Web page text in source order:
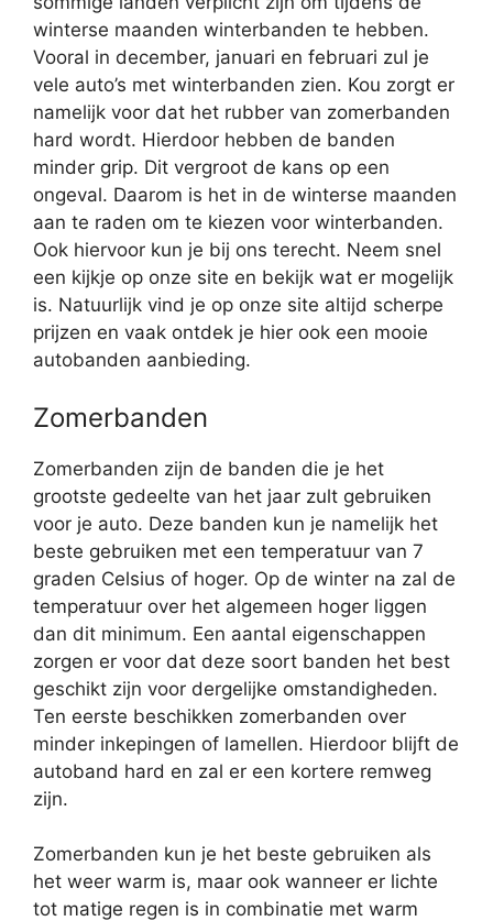
winterse maanden winterbanden te hebben.
Vooral in december, januari en februari zul je
vele auto’s met winterbanden zien. Kou zorgt er
namelijk voor dat het rubber van zomerbanden
hard wordt. Hierdoor hebben de banden
minder grip. Dit vergroot de kans op een
ongeval. Daarom is het in de winterse maanden
aan te raden om te kiezen voor winterbanden.
Ook hiervoor kun je bij ons terecht. Neem snel
een kijkje op onze site en bekijk wat er mogelijk
is. Natuurlijk vind je op onze site altijd scherpe
prijzen en vaak ontdek je hier ook een mooie
autobanden aanbieding.
Zomerbanden
Zomerbanden zijn de banden die je het
grootste gedeelte van het jaar zult gebruiken
voor je auto. Deze banden kun je namelijk het
beste gebruiken met een temperatuur van 7
graden Celsius of hoger. Op de winter na zal de
temperatuur over het algemeen hoger liggen
dan dit minimum. Een aantal eigenschappen
zorgen er voor dat deze soort banden het best
geschikt zijn voor dergelijke omstandigheden.
Ten eerste beschikken zomerbanden over
minder inkepingen of lamellen. Hierdoor blijft de
autoband hard en zal er een kortere remweg
zijn.
Zomerbanden kun je het beste gebruiken als
het weer warm is, maar ook wanneer er lichte
tot matige regen is in combinatie met warm